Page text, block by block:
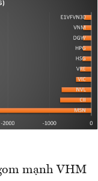
mạnh VHM